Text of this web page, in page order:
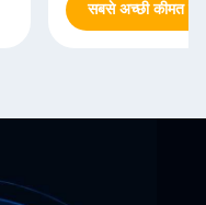
सबसे अच्छी कीमत पाएं